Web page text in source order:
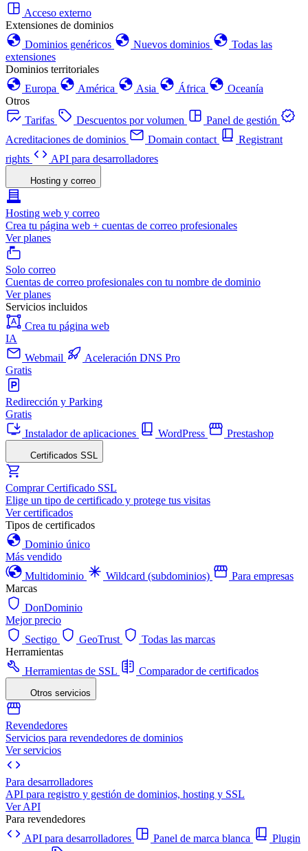
Acceso externo
Extensiones de dominios
Dominios genéricos
Nuevos dominios
Todas las
extensiones
Dominios territoriales
Europa
América Asia África
Oceanía
Otros
Tarifas
Descuentos por volumen
Panel de gestión
Acreditaciones de dominios
Domain contact
Registrant
rights
API para desarrolladores
Hosting y correo
Hosting web y correo
Crea tu página web + cuentas de correo profesionales
Ver planes
Solo correo
Cuentas de correo profesionales con tu nombre de dominio
Ver planes
Servicios incluidos
Crea tu página web
IA
Webmail
Aceleración DNS Pro
Gratis
Redirección y Parking
Gratis
Instalador de aplicaciones
WordPress Prestashop
Certificados SSL
Comprar Certificado SSL
Elige un tipo de certificado y protege tus visitas
Ver certificados
Tipos de certificados
Dominio único
Más vendido
Multidominio
Wildcard (subdominios)
Para empresas
Marcas
DonDominio
Mejor precio
Sectigo
GeoTrust
Todas las marcas
Herramientas
Herramientas de SSL
Comparador de certificados
Otros servicios
Revendedores
Servicios para revendedores de dominios
Ver servicios
Para desarrolladores
API para registro y gestión de dominios, hosting y SSL
Ver API
Para revendedores
API para desarrolladores
Panel de marca blanca
Plugin